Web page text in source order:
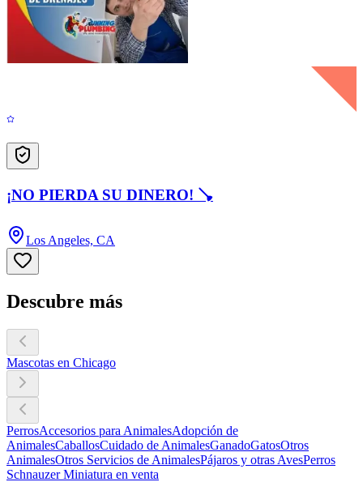
¡NO PIERDA SU DINERO! 🪠
Los Angeles, CA
Descubre más
Mascotas en Chicago
PerrosAccesorios para AnimalesAdopción de
AnimalesCaballosCuidado de AnimalesGanadoGatosOtros
AnimalesOtros Servicios de AnimalesPájaros y otras AvesPerros
Schnauzer Miniatura en venta